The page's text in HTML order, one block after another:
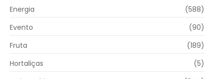
Energia
(588)
Evento
(90)
Fruta
(189)
Hortaliças
(5)